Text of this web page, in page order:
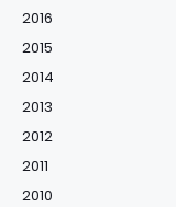
2016
2015
2014
2013
2012
2011
2010